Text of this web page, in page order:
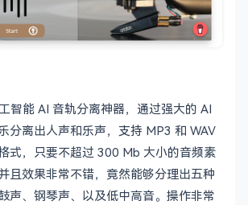
智能 AI 音轨分离神器，通过强大的 AI
分离出人声和乐声，支持 MP3 和 WAV
式，只要不超过 300 Mb 大小的音频素
且效果非常不错，竟然能够分理出五种
声、钢琴声、以及低中高音。操作非常